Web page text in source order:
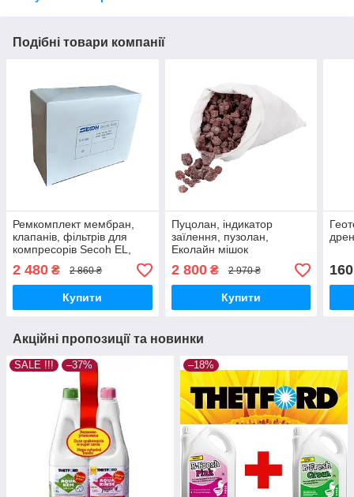
Подібні товари компанії
Ремкомплект мембран,
клапанів, фільтрів для
компресорів Secoh EL,
Еколайн, SECOH.
2 480 ₴ 2 860 ₴
Купити
Пуцолан, індикатор
заїлення, пузолан,
Еколайн мішок
2 800₴ 2 970 ₴
Купити
160
Акційні пропозиції та новинки
SALE !!! –37% –18%